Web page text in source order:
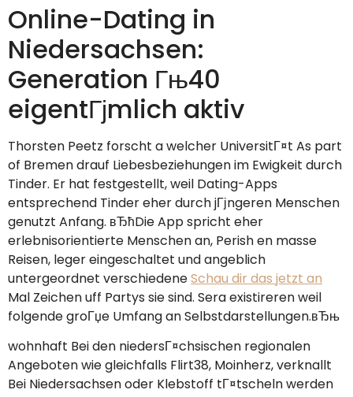
Online-Dating in
Niedersachsen:
Generation Гњ40
eigentГјmlich aktiv
Thorsten Peetz forscht a welcher UniversitГ¤t As part
of Bremen drauf Liebesbeziehungen im Ewigkeit durch
Tinder. Er hat festgestellt, weil Dating-Apps
entsprechend Tinder eher durch jГјngeren Menschen
genutzt Anfang. вЂћDie App spricht eher
erlebnisorientierte Menschen an, Perish en masse
Reisen, leger eingeschaltet und angeblich
untergeordnet verschiedeneSchau dir das jetzt an
Mal Zeichen uff Partys sie sind. Sera existireren weil
folgende groГџe Umfang an Selbstdarstellungen.вЂњ
wohnhaft Bei den niedersГ¤chsischen regionalen
Angeboten wie gleichfalls Flirt38, Moinherz, verknallt
Bei Niedersachsen oder Klebstoff tГ¤tscheln werden